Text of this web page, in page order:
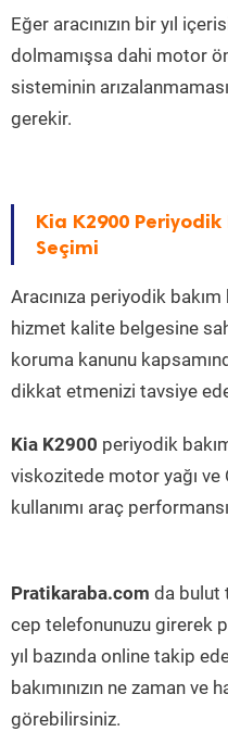
Eğer aracınızın bir yıl
dolmamışsa dahi motor
sisteminin
gerekir.
Kia K2900 Periyodik
Seçimi
Aracınıza periyodik
hizmet kalite belgesine
koruma kanunu
dikkat etmenizi tavsiye
Kia K2900 periyodik
viskozitede motor yağı ve
kullanımı araç
Pratikaraba.com da bulut
cep telefonunuzu girerek
yıl bazında online takip
bakımınızın ne zaman ve
görebilirsiniz.